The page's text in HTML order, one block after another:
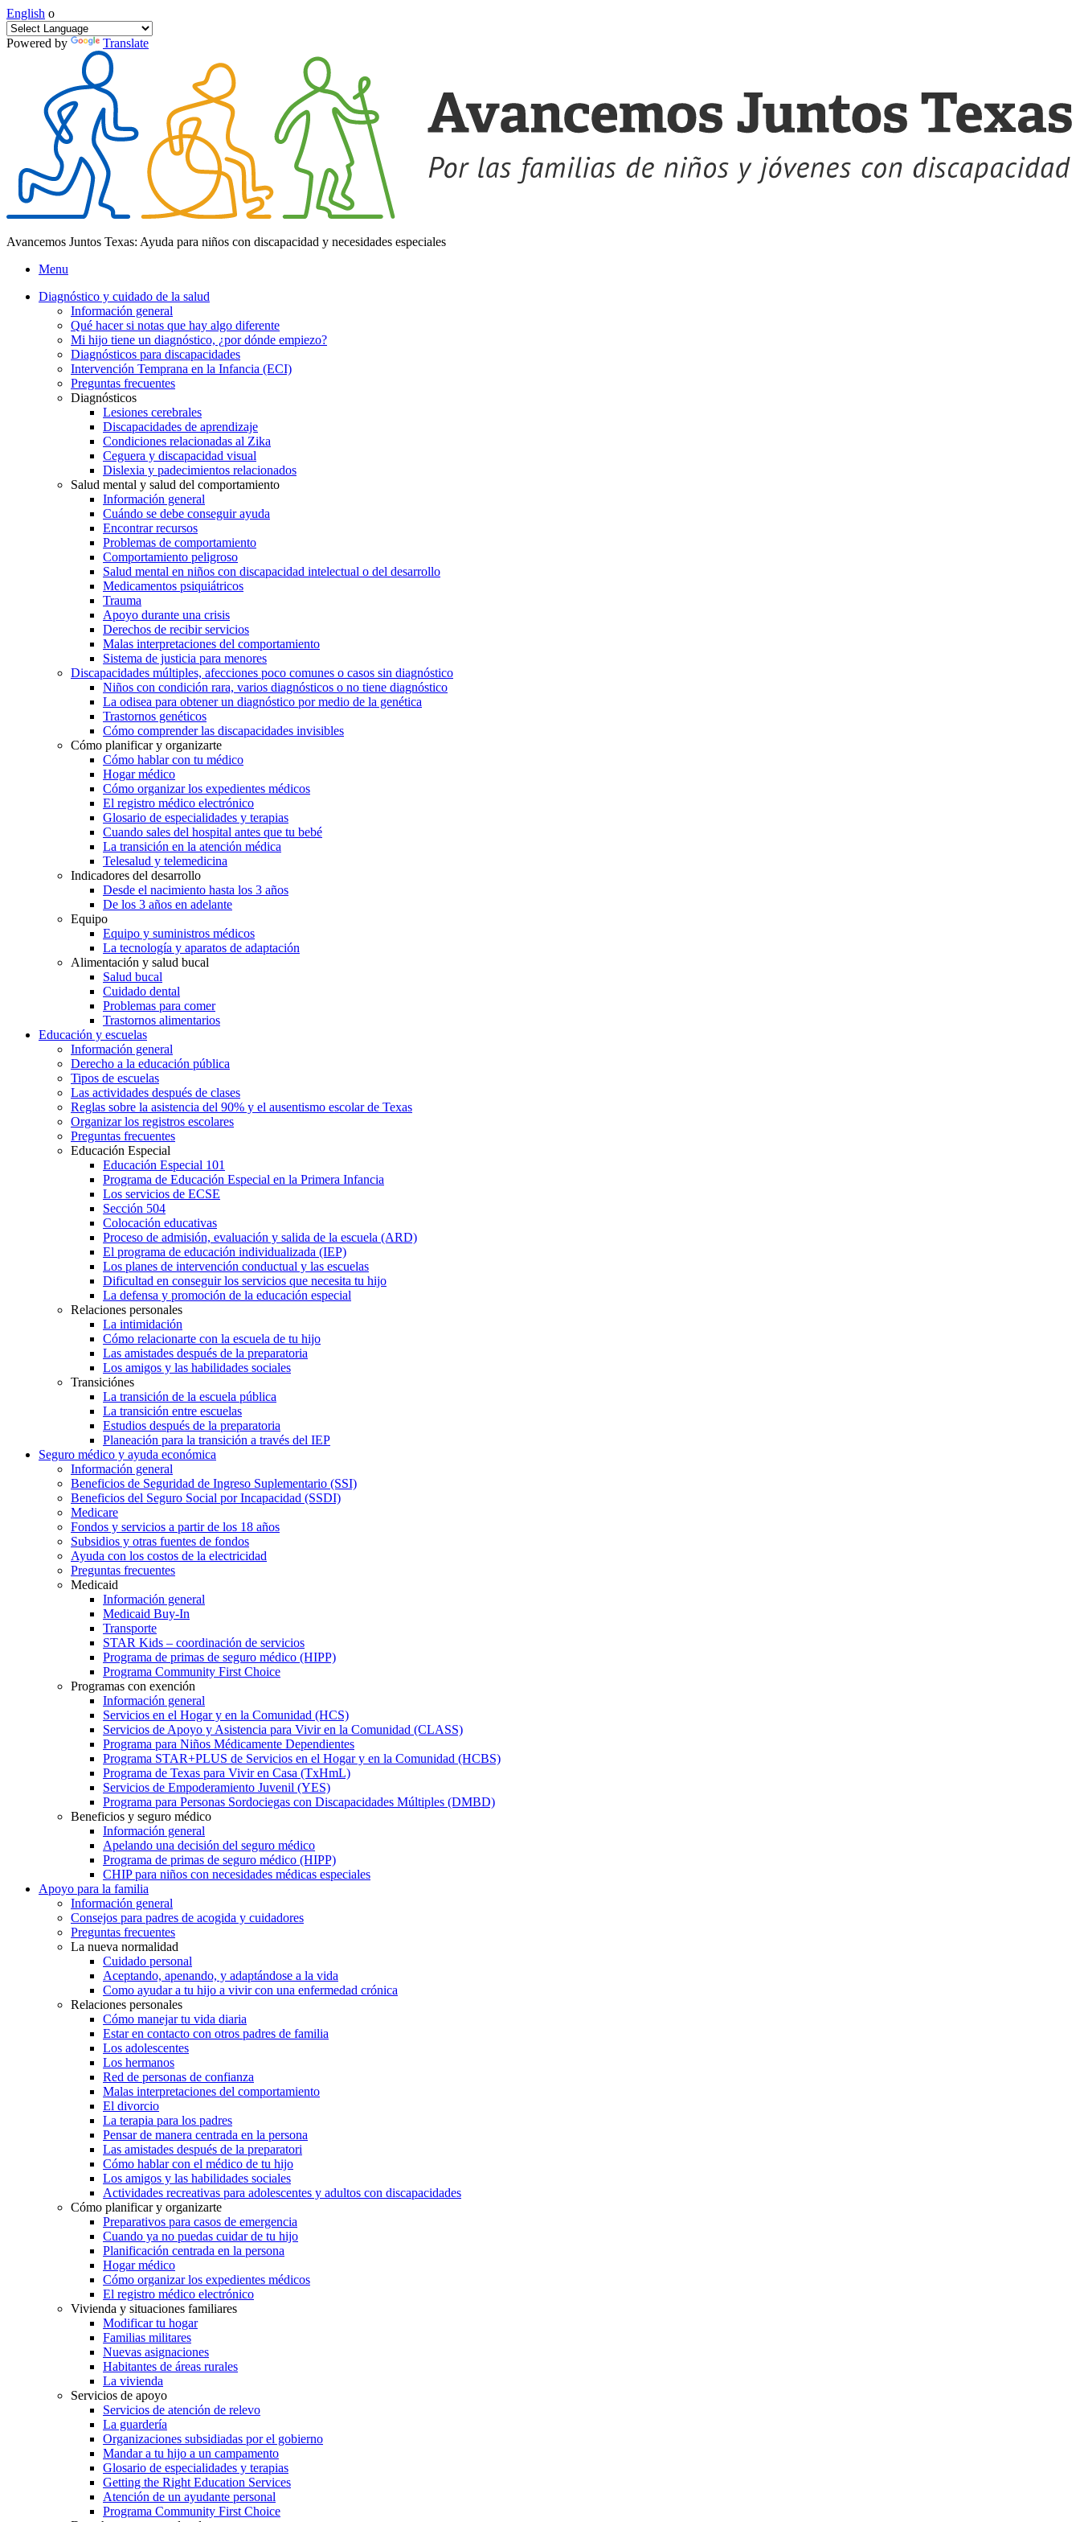
English o
Powered by Translate
Avancemos Juntos Texas: Ayuda para niños con discapacidad y necesidades especiales
Menu
Diagnóstico y cuidado de la salud
Información general
Qué hacer si notas que hay algo diferente
Mi hijo tiene un diagnóstico, ¿por dónde empiezo?
Diagnósticos para discapacidades
Intervención Temprana en la Infancia (ECI)
Preguntas frecuentes
Diagnósticos
Lesiones cerebrales
Discapacidades de aprendizaje
Condiciones relacionadas al Zika
Ceguera y discapacidad visual
Dislexia y padecimientos relacionados
Salud mental y salud del comportamiento
Información general
Cuándo se debe conseguir ayuda
Encontrar recursos
Problemas de comportamiento
Comportamiento peligroso
Salud mental en niños con discapacidad intelectual o del desarrollo
Medicamentos psiquiátricos
Trauma
Apoyo durante una crisis
Derechos de recibir servicios
Malas interpretaciones del comportamiento
Sistema de justicia para menores
Discapacidades múltiples, afecciones poco comunes o casos sin diagnóstico
Niños con condición rara, varios diagnósticos o no tiene diagnóstico
La odisea para obtener un diagnóstico por medio de la genética
Trastornos genéticos
Cómo comprender las discapacidades invisibles
Cómo planificar y organizarte
Cómo hablar con tu médico
Hogar médico
Cómo organizar los expedientes médicos
El registro médico electrónico
Glosario de especialidades y terapias
Cuando sales del hospital antes que tu bebé
La transición en la atención médica
Telesalud y telemedicina
Indicadores del desarrollo
Desde el nacimiento hasta los 3 años
De los 3 años en adelante
Equipo
Equipo y suministros médicos
La tecnología y aparatos de adaptación
Alimentación y salud bucal
Salud bucal
Cuidado dental
Problemas para comer
Trastornos alimentarios
Educación y escuelas
Información general
Derecho a la educación pública
Tipos de escuelas
Las actividades después de clases
Reglas sobre la asistencia del 90% y el ausentismo escolar de Texas
Organizar los registros escolares
Preguntas frecuentes
Educación Especial
Educación Especial 101
Programa de Educación Especial en la Primera Infancia
Los servicios de ECSE
Sección 504
Colocación educativas
Proceso de admisión, evaluación y salida de la escuela (ARD)
El programa de educación individualizada (IEP)
Los planes de intervención conductual y las escuelas
Dificultad en conseguir los servicios que necesita tu hijo
La defensa y promoción de la educación especial
Relaciones personales
La intimidación
Cómo relacionarte con la escuela de tu hijo
Las amistades después de la preparatoria
Los amigos y las habilidades sociales
Transiciónes
La transición de la escuela pública
La transición entre escuelas
Estudios después de la preparatoria
Planeación para la transición a través del IEP
Seguro médico y ayuda económica
Información general
Beneficios de Seguridad de Ingreso Suplementario (SSI)
Beneficios del Seguro Social por Incapacidad (SSDI)
Medicare
Fondos y servicios a partir de los 18 años
Subsidios y otras fuentes de fondos
Ayuda con los costos de la electricidad
Preguntas frecuentes
Medicaid
Información general
Medicaid Buy-In
Transporte
STAR Kids – coordinación de servicios
Programa de primas de seguro médico (HIPP)
Programa Community First Choice
Programas con exención
Información general
Servicios en el Hogar y en la Comunidad (HCS)
Servicios de Apoyo y Asistencia para Vivir en la Comunidad (CLASS)
Programa para Niños Médicamente Dependientes
Programa STAR+PLUS de Servicios en el Hogar y en la Comunidad (HCBS)
Programa de Texas para Vivir en Casa (TxHmL)
Servicios de Empoderamiento Juvenil (YES)
Programa para Personas Sordociegas con Discapacidades Múltiples (DMBD)
Beneficios y seguro médico
Información general
Apelando una decisión del seguro médico
Programa de primas de seguro médico (HIPP)
CHIP para niños con necesidades médicas especiales
Apoyo para la familia
Información general
Consejos para padres de acogida y cuidadores
Preguntas frecuentes
La nueva normalidad
Cuidado personal
Aceptando, apenando, y adaptándose a la vida
Como ayudar a tu hijo a vivir con una enfermedad crónica
Relaciones personales
Cómo manejar tu vida diaria
Estar en contacto con otros padres de familia
Los adolescentes
Los hermanos
Red de personas de confianza
Malas interpretaciones del comportamiento
El divorcio
La terapia para los padres
Pensar de manera centrada en la persona
Las amistades después de la preparatori
Cómo hablar con el médico de tu hijo
Los amigos y las habilidades sociales
Actividades recreativas para adolescentes y adultos con discapacidades
Cómo planificar y organizarte
Preparativos para casos de emergencia
Cuando ya no puedas cuidar de tu hijo
Planificación centrada en la persona
Hogar médico
Cómo organizar los expedientes médicos
El registro médico electrónico
Vivienda y situaciones familiares
Modificar tu hogar
Familias militares
Nuevas asignaciones
Habitantes de áreas rurales
La vivienda
Servicios de apoyo
Servicios de atención de relevo
La guardería
Organizaciones subsidiadas por el gobierno
Mandar a tu hijo a un campamento
Glosario de especialidades y terapias
Getting the Right Education Services
Atención de un ayudante personal
Programa Community First Choice